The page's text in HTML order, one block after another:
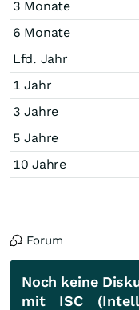
3 Monate
6 Monate
Lfd. Jahr
1 Jahr
3 Jahre
5 Jahre
10 Jahre
Forum
Noch keine
mit ISC